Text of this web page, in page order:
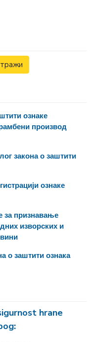
ознаке
производ
закона о заштити
ознаке
за признавање
изворских и
о заштити ознака
hrane